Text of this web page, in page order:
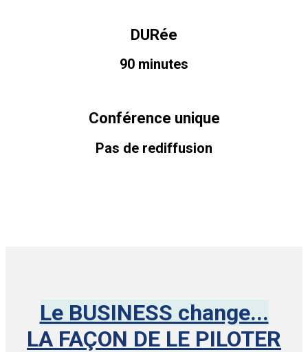
DURée
90 minutes
Conférence unique
Pas de rediffusion
Le BUSINESS change...
LA FAÇON DE LE PILOTER